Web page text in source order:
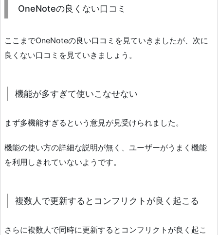
OneNoteの良くない口コミ
ここまでOneNoteの良い口コミを見ていきましたが、次に
良くない口コミを見ていきましょう。
機能が多すぎて使いこなせない
まず多機能すぎるという意見が見受けられました。
機能の使い方の詳細な説明が無く、ユーザーがうまく機能
を利用しきれていないようです。
複数人で更新するとコンフリクトが良く起こる
さらに複数人で同時に更新するとコンフリクトが良く起こ